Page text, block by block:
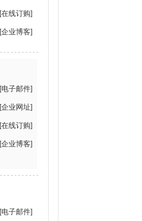
[在线订购]
[企业博客]
[电子邮件]
[企业网址]
[在线订购]
[企业博客]
[电子邮件]